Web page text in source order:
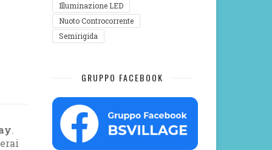
.
Illuminazione LED
Nuoto Controcorrente
Semirigida
GRUPPO FACEBOOK